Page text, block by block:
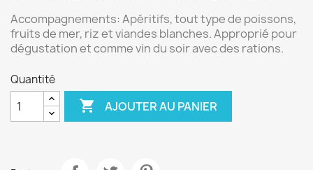
Accompagnements:Apéritifs, tout type de poissons,
fruits de mer, riz et viandes blanches. Approprié pour
dégustation et comme vin du soir avec des rations.
Quantité
 AJOUTER AU PANIER